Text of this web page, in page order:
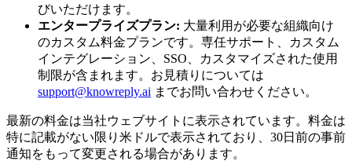
びいただけます。
エンタープライズプラン: 大量利用が必要な組織向け
のカスタム料金プランです。専任サポート、カスタム
インテグレーション、SSO、カスタマイズされた使用
制限が含まれます。お見積りについては
support@knowreply.ai までお問い合わせください。
最新の料金は当社ウェブサイトに表示されています。料金は
特に記載がない限り米ドルで表示されており、30日前の事前
通知をもって変更される場合があります。